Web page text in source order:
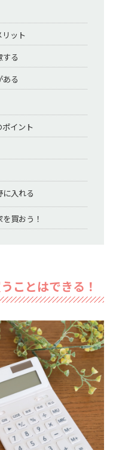
ット
る
る
イント
入れる
買おう！
ことはできる！